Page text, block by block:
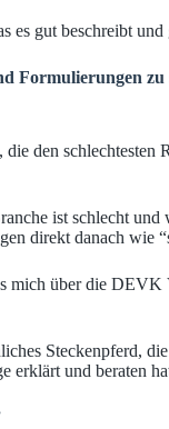
es gut beschreibt
den
ist schlecht
direkt danach wie
mich über die
Steckenpferd,
und beraten